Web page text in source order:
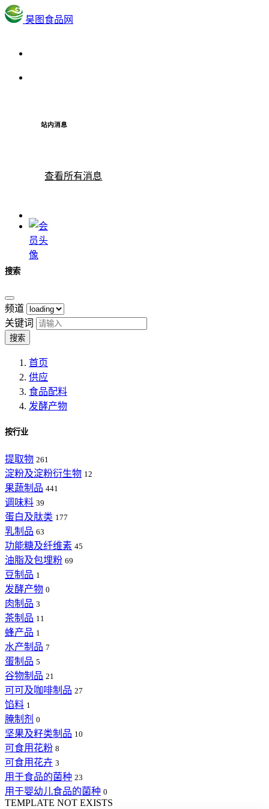
昊图食品网
站内消息
查看所有消息
搜索
频道
关键词
搜索
首页
供应
食品配料
发酵产物
按行业
提取物 261
淀粉及淀粉衍生物 12
果蔬制品 441
调味料 39
蛋白及肽类 177
乳制品 63
功能糖及纤维素 45
油脂及包埋粉 69
豆制品 1
发酵产物 0
肉制品 3
茶制品 11
蜂产品 1
水产制品 7
蛋制品 5
谷物制品 21
可可及咖啡制品 27
馅料 1
腌制剂 0
坚果及籽类制品 10
可食用花粉 8
可食用花卉 3
用于食品的菌种 23
用于婴幼儿食品的菌种 0
TEMPLATE NOT EXISTS